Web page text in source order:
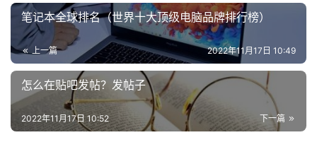
笔记本全球排名（世界十大顶级电脑品牌排行榜）
上一篇 2022年11月17日 10:49
怎么在贴吧发帖？发帖子
下一篇
2022年11月17日 10:52